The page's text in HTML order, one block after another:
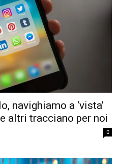
navighiamo a ‘vista’
altri tracciano per noi
0